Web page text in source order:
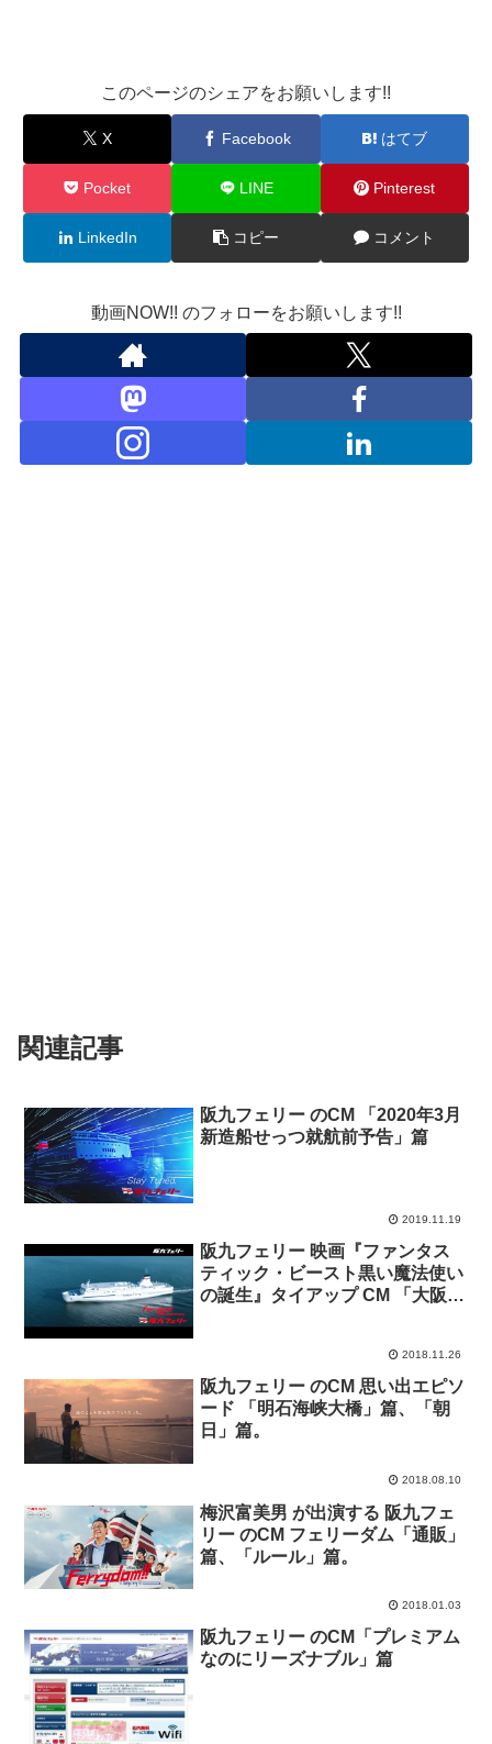
このページのシェアをお願いします!!
X Facebook はてブ
Pocket LINE Pinterest
LinkedIn コピー コメント
動画NOW!! のフォローをお願いします!!
関連記事
阪九フェリー のCM 「2020年3月
新造船せっつ就航前予告」篇
2019.11.19
阪九フェリー 映画『ファンタス
ティック・ビースト黒い魔法使い
の誕生』タイアップ CM 「大阪」
2018.11.26
阪九フェリー のCM 思い出エピソ
ード 「明石海峡大橋」篇、「朝
日」篇。
2018.08.10
梅沢富美男 が出演する 阪九フェ
リー のCM フェリーダム「通販」
篇、「ルール」篇。
2018.01.03
阪九フェリー のCM「プレミアム
なのにリーズナブル」篇